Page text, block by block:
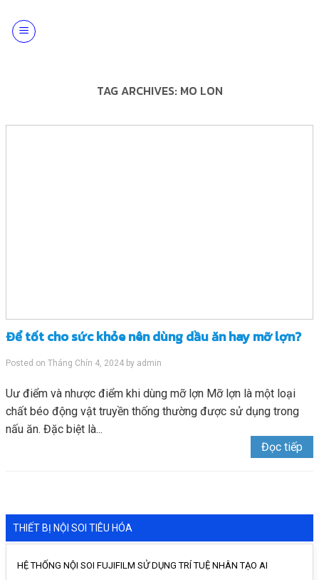
content
TAG ARCHIVES: MO LON
THIẾT BỊ NỘI SOI TIÊU HÓA
HỆ THỐNG NỘI SOI FUJIFILM SỬ DỤNG TRÍ TUỆ NHÂN TẠO AI
Để tốt cho sức khỏe nên dùng dầu ăn hay mỡ lợn?
Posted on Tháng Chín 4, 2024 by admin
Uư điểm và nhược điểm khi dùng mỡ lợn Mỡ lợn là một loại
chất béo động vật truyền thống thường được sử dụng trong
nấu ăn. Đặc biệt là...
Đọc tiếp